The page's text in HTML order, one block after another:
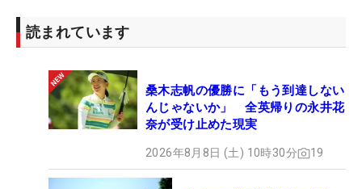
読まれています
桑木志帆の優勝に「もう到達しない
んじゃないか」 全英帰りの永井花
奈が受け止めた現実
2026年8月8日 (土) 10時30分 19